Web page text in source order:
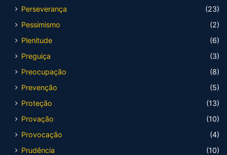
Perseverança
(23)
Pessimismo
(2)
Plenitude
(6)
Preguiça
(3)
Preocupação
(8)
Prevenção
(5)
Proteção
(13)
Provação
(10)
Provocação
(4)
Prudência
(10)